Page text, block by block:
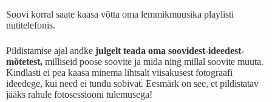
Soovi korral saate kaasa võtta oma lemmikmuusika playlisti
nutitelefonis.
Pildistamise ajal andke julgelt teada oma soovidest-ideedest-
mõtetest, milliseid poose soovite ja mida ning millal soovite muuta.
Kindlasti ei pea kaasa minema lihtsalt viisakusest fotograafi
ideedege, kui need ei tundu sobivat. Eesmärk on see, et pildistatav
jääks rahule fotosessiooni tulemusega!